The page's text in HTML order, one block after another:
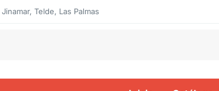
Telde, Las Palmas